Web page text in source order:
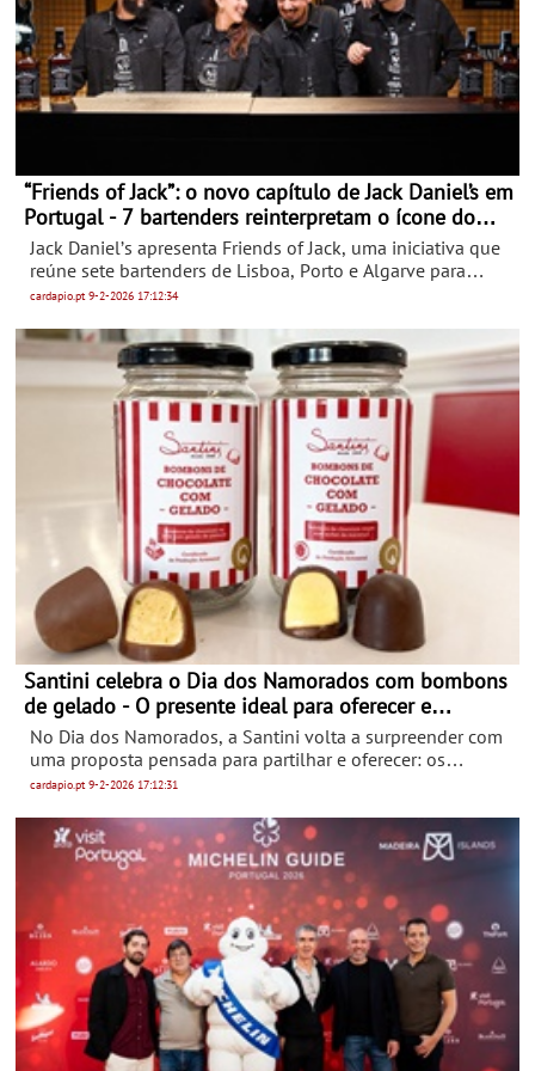
bem-estar.
“Friends of Jack”: o novo capítulo de Jack Daniel’s em
Portugal - 7 bartenders reinterpretam o ícone do
Tennessee através de cocktails exclusivos em
Lisboa, Porto e Algarve
Jack Daniel’s apresenta Friends of Jack, uma iniciativa que
reúne sete bartenders de Lisboa, Porto e Algarve para
criarem cocktails exclusivos com o Tennessee Whiskey,
a marca em alguns dos bares mais criativos do país.
cardapio.pt9-2-2026 17:12:34
Santini celebra o Dia dos Namorados com bombons
de gelado - O presente ideal para oferecer e
partilhar
No Dia dos Namorados, a Santini volta a surpreender com
uma proposta pensada para partilhar e oferecer: os
bombons de chocolate artesanal recheados com gelado,
presente inesperado e cheio de sabor. Depois do
lançamento no Natal, esta criação regressa agora
assumindo-se como uma alternativa original aos presentes
tradicionais. Cada bombom combina o chocolate artesanal
com o gelado produzido diariamente pela Santini, dando
origem a uma experiência indulgente, pensada para
momentos a dois.
cardapio.pt9-2-2026 17:12:31